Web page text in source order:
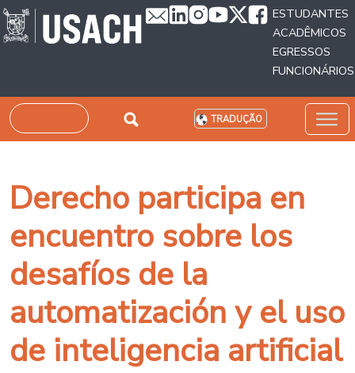
Passar para o conteúdo principal
ESTUDANTES
ACADÊMICOS
EGRESSOS
FUNCIONÁRIOS
Pesquisar TRADUÇÃO
Derecho participa en
encuentro sobre los
desafíos de la
automatización y el uso
de inteligencia artificial